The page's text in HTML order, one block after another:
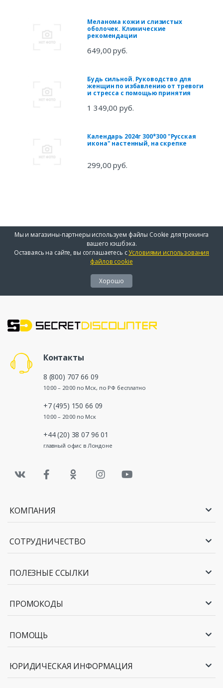
Меланома кожи и слизистых
оболочек. Клинические
рекомендации
649,00 руб.
Будь сильной. Руководство для
женщин по избавлению от тревоги
и стресса с помощью принятия
1 349,00 руб.
Календарь 2024г 300*300 "Русская
икона" настенный, на скрепке
299,00 руб.
Мы и магазины-партнеры используем файлы Cookie для трекинга
вашего кэшбэка.
Оставаясь на сайте, вы соглашаетесь сУсловиями использования
файлов cookie
Хорошо
Контакты
8 (800) 707 66 09
10:00 – 20:00 по Мск, по РФ бесплатно
+7 (495) 150 66 09
10:00 – 20:00 по Мск
+44 (20) 38 07 96 01
главный офис в Лондоне
КОМПАНИЯ
СОТРУДНИЧЕСТВО
ПОЛЕЗНЫЕ ССЫЛКИ
ПРОМОКОДЫ
ПОМОЩЬ
ЮРИДИЧЕСКАЯ ИНФОРМАЦИЯ